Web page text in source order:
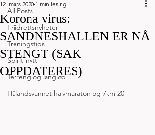
All Posts
Friidrettsnyheter
Treningstips
Spirit-nytt
Terreng og langløp
Hålandsvannet halvmaraton og 7km 20
Korona virus:
SANDNESHALLEN ER NÅ
STENGT (SAK
OPPDATERES)
12. mars 2020 1 min lesing